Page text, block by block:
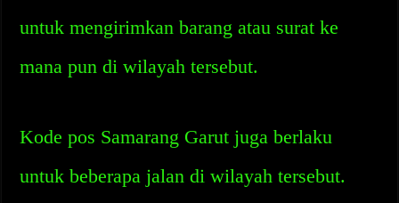
untuk mengirimkan barang atau surat ke
mana pun di wilayah tersebut.
Kode pos Samarang Garut juga berlaku
untuk beberapa jalan di wilayah tersebut.